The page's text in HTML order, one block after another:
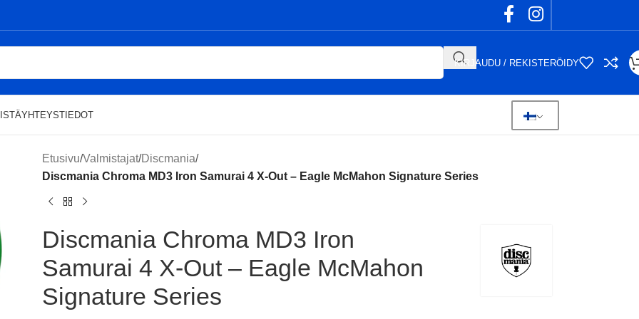
KIRJAUDU / REKISTERÖIDY
YHTEYSTIEDOT
Etusivu/Valmistajat/Discmania/
Discmania Chroma MD3 Iron Samurai 4 X-Out – Eagle McMahon Signature Series
Discmania Chroma MD3 Iron
Samurai 4 X-Out – Eagle McMahon
Signature Series